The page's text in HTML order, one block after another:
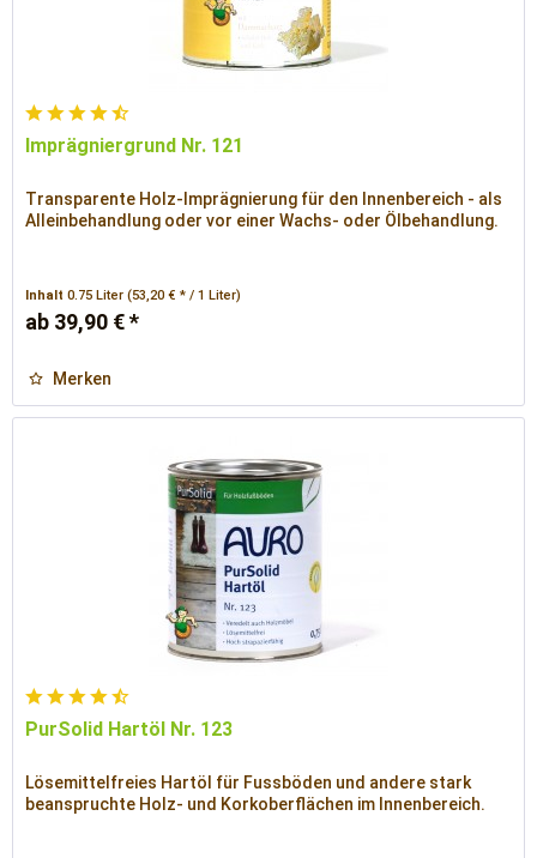
Imprägniergrund Nr. 121
Transparente Holz-Imprägnierung für den Innenbereich - als
Alleinbehandlung oder vor einer Wachs- oder Ölbehandlung.
Inhalt0.75 Liter(53,20 € * / 1 Liter)
ab 39,90 € *
Merken
PurSolid Hartöl Nr. 123
Lösemittelfreies Hartöl für Fussböden und andere stark
beanspruchte Holz- und Korkoberflächen im Innenbereich.